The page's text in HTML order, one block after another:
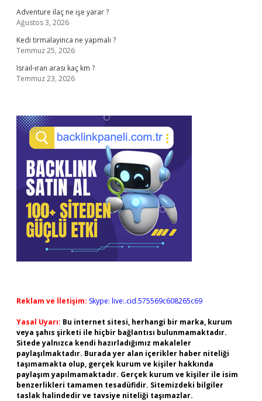
Adventure ilaç ne işe yarar ?
Ağustos 3, 2026
Kedi tirmalayinca ne yapmalı ?
Temmuz 25, 2026
Israıl-ıran arası kaç km ?
Temmuz 23, 2026
Reklam ve İletişim: Skype: live:.cid.575569c608265c69
Yasal Uyarı: Bu internet sitesi, herhangi bir marka, kurum
veya şahıs şirketi ile hiçbir bağlantısı bulunmamaktadır.
Sitede yalnızca kendi hazırladığımız makaleler
paylaşılmaktadır. Burada yer alan içerikler haber niteliği
taşımamakta olup, gerçek kurum ve kişiler hakkında
paylaşım yapılmamaktadır. Gerçek kurum ve kişiler ile isim
benzerlikleri tamamen tesadüfidir. Sitemizdeki bilgiler
taslak halindedir ve tavsiye niteliği taşımazlar.